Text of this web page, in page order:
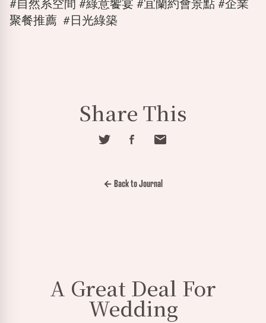
#自然系空間 #綠意饗宴 #宜蘭約會景點 #企業
聚餐推薦 #日光綠築
Share This
← Back to Journal
A Great Deal For
Wedding